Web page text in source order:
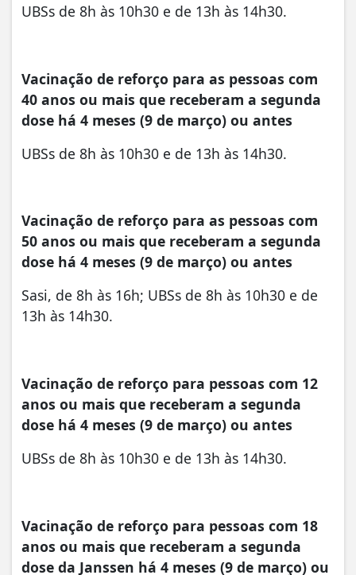
UBSs de 8h às 10h30 e de 13h às 14h30.
Vacinação de reforço para as pessoas com
40 anos ou mais que receberam a segunda
dose há 4 meses (9 de março) ou antes
UBSs de 8h às 10h30 e de 13h às 14h30.
Vacinação de reforço para as pessoas com
50 anos ou mais que receberam a segunda
dose há 4 meses (9 de março) ou antes
Sasi, de 8h às 16h; UBSs de 8h às 10h30 e de
13h às 14h30.
Vacinação de reforço para pessoas com 12
anos ou mais que receberam a segunda
dose há 4 meses (9 de março) ou antes
UBSs de 8h às 10h30 e de 13h às 14h30.
Vacinação de reforço para pessoas com 18
anos ou mais que receberam a segunda
dose da Janssen há 4 meses (9 de março) ou